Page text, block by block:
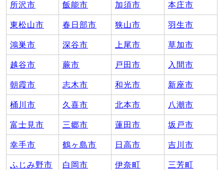
所沢市 飯能市 加須市 本庄市
東松山市 春日部市 狭山市 羽生市
鴻巣市 深谷市 上尾市 草加市
越谷市 蕨市 戸田市 入間市
朝霞市 志木市 和光市 新座市
桶川市 久喜市 北本市 八潮市
富士見市 三郷市 蓮田市 坂戸市
幸手市 鶴ヶ島市 日高市 吉川市
ふじみ野市 白岡市 伊奈町 三芳町